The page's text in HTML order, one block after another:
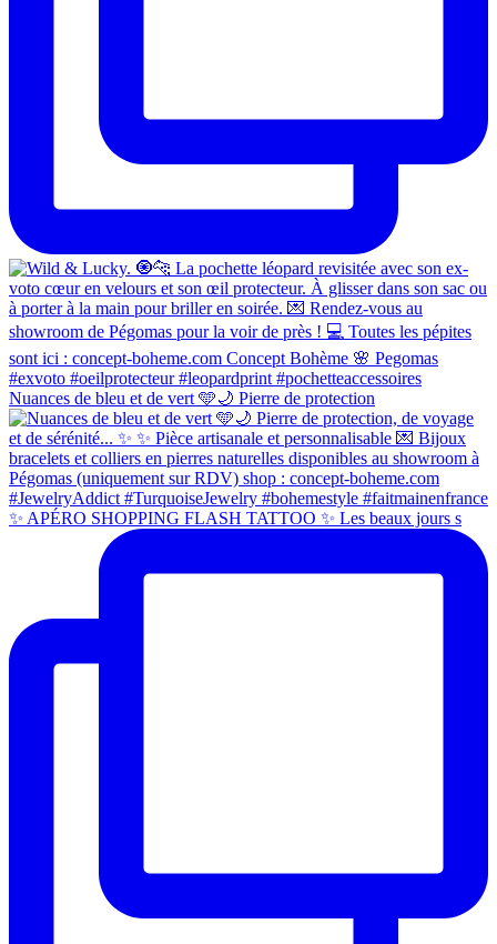
Nuances de bleu et de vert 🩵🌙 Pierre de protection
✨ APÉRO SHOPPING FLASH TATTOO ✨ Les beaux jours s